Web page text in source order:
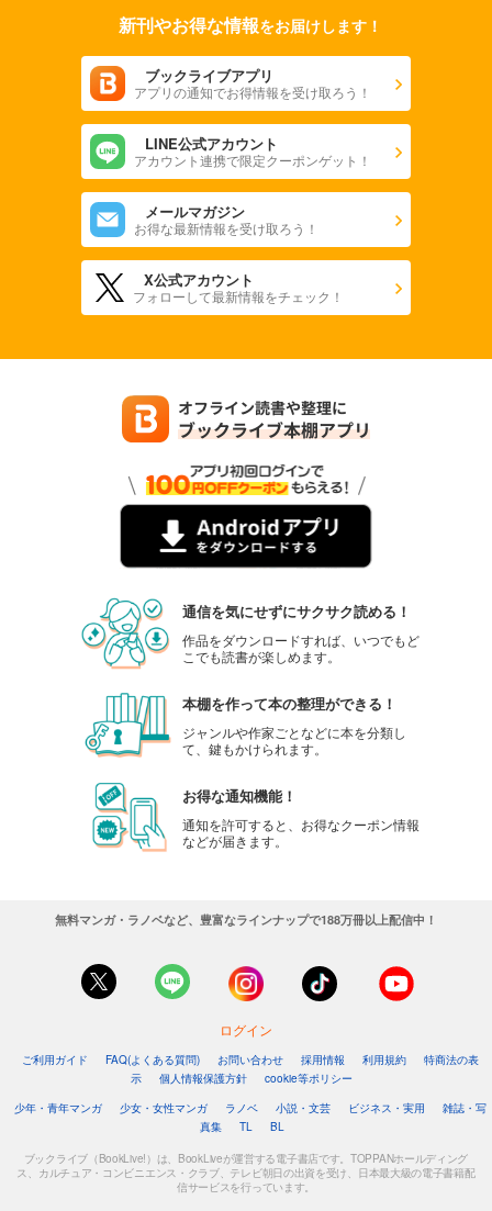
新刊やお得な情報をお届けします！
ブックライブアプリ
アプリの通知でお得情報を受け取ろう！
LINE公式アカウント
アカウント連携で限定クーポンゲット！
メールマガジン
お得な最新情報を受け取ろう！
X公式アカウント
フォローして最新情報をチェック！
通信を気にせずにサクサク読める！
作品をダウンロードすれば、いつでもど
こでも読書が楽しめます。
本棚を作って本の整理ができる！
ジャンルや作家ごとなどに本を分類し
て、鍵もかけられます。
お得な通知機能！
通知を許可すると、お得なクーポン情報
などが届きます。
無料マンガ・ラノベなど、豊富なラインナップで188万冊以上配信中！
ログイン
ご利用ガイド FAQ(よくある質問) お問い合わせ 採用情報 利用規約
特商法の表
示
個人情報保護方針
cookie等ポリシー
少年・青年マンガ
少女・女性マンガ ラノベ 小説・文芸 ビジネス・実用
雑誌・写
真集
TL BL
ブックライブ（BookLive!）は、BookLiveが運営する電子書店です。TOPPANホールディング
ス、カルチュア・コンビニエンス・クラブ、テレビ朝日の出資を受け、日本最大級の電子書籍配
信サービスを行っています。